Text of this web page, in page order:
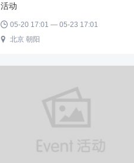
活动
 05-20 17:01 — 05-23 17:01
 北京 朝阳